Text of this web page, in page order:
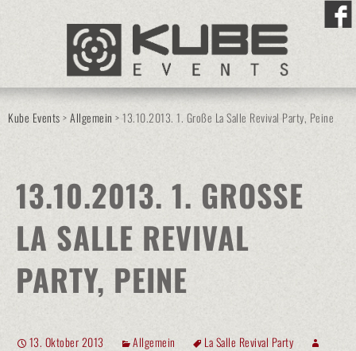
Kube Events>Allgemein >13.10.2013. 1. Große La Salle Revival Party, Peine
13.10.2013. 1. GROSSE L
A SALLE REVIVAL P
ARTY, PEINE
13. Oktober 2013 Allgemein
La Salle Revival Party